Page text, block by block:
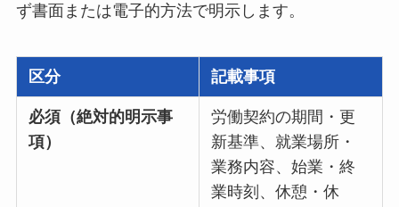
ず書面または電子的方法で明示します。
区分 記載事項
必須（絶対的明示事
項）
労働契約の期間・更
新基準、就業場所・
業務内容、始業・終
業時刻、休憩・休